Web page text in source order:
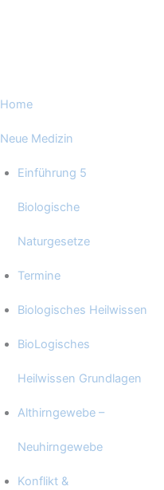
Home
Neue Medizin
Einführung 5
Biologische
Naturgesetze
Termine
Biologisches Heilwissen
BioLogisches
Heilwissen Grundlagen
Althirngewebe –
Neuhirngewebe
Konflikt &